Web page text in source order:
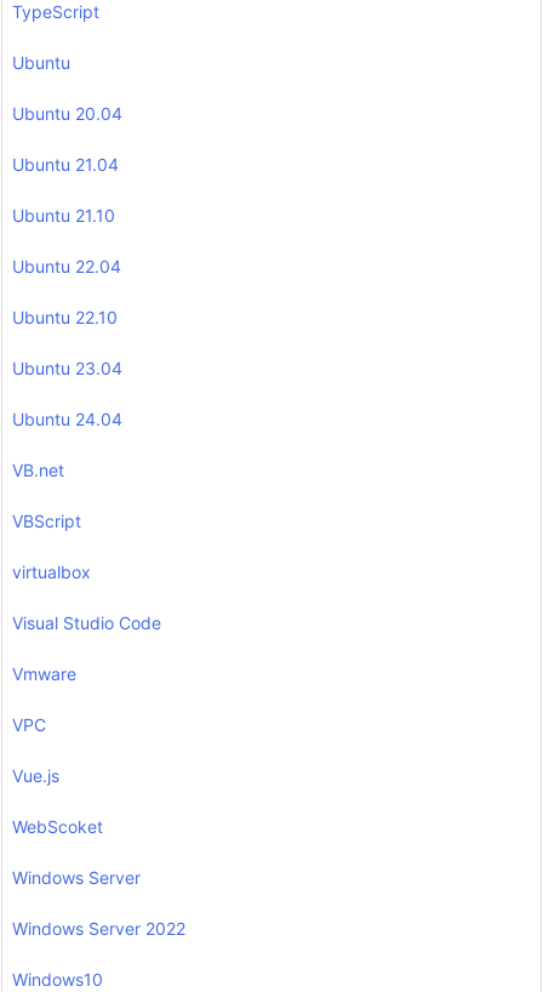
TypeScript
Ubuntu
Ubuntu 20.04
Ubuntu 21.04
Ubuntu 21.10
Ubuntu 22.04
Ubuntu 22.10
Ubuntu 23.04
Ubuntu 24.04
VB.net
VBScript
virtualbox
Visual Studio Code
Vmware
VPC
Vue.js
WebScoket
Windows Server
Windows Server 2022
Windows10